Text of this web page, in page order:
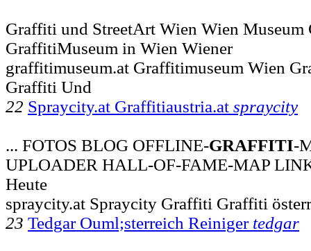
Graffiti und StreetArt Wien Wien
GraffitiMuseum in Wien Wiener
graffitimuseum.at Graffitimuseum Wien
Graffiti Und
22 Spraycity.at Graffitiaustria.at spraycity
... FOTOS BLOG OFFLINE-GRAFFITI-
UPLOADER HALL-OF-FAME-MAP
Heute
spraycity.at Spraycity Graffiti Graffiti
23 Tedgar Ouml;sterreich Reiniger tedgar